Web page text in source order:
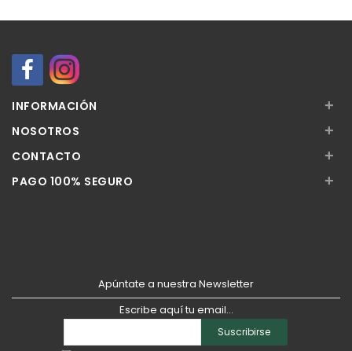
INFORMACIÓN +
NOSOTROS +
CONTACTO +
PAGO 100% SEGURO +
Apúntate a nuestra Newsletter
Escribe aquí tu email...
Suscribirse